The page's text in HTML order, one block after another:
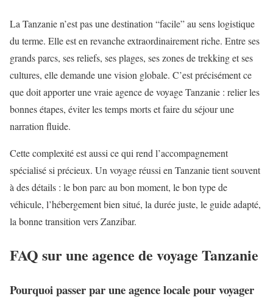
La Tanzanie n’est pas une destination “facile” au sens logistique
du terme. Elle est en revanche extraordinairement riche. Entre ses
grands parcs, ses reliefs, ses plages, ses zones de trekking et ses
cultures, elle demande une vision globale. C’est précisément ce
que doit apporter une vraie agence de voyage Tanzanie : relier les
bonnes étapes, éviter les temps morts et faire du séjour une
narration fluide.
Cette complexité est aussi ce qui rend l’accompagnement
spécialisé si précieux. Un voyage réussi en Tanzanie tient souvent
à des détails : le bon parc au bon moment, le bon type de
véhicule, l’hébergement bien situé, la durée juste, le guide adapté,
la bonne transition vers Zanzibar.
FAQ sur une agence de voyage Tanzanie
Pourquoi passer par une agence locale pour voyager